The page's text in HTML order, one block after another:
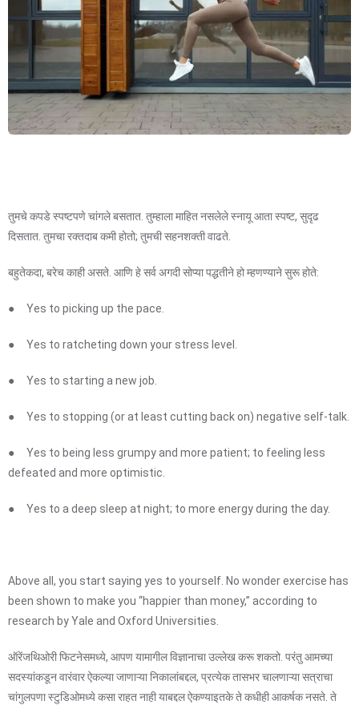
तुमचे कपडे स्पष्टपणे चांगले बसतात. तुम्हाला माहित नसलेले स्नायू आता स्पष्ट, सुदृढ
दिसतात. तुमचा रक्तदाब कमी होतो; तुमची सहनशक्ती वाढते.
बहुतेकदा, बरेच काही असते. आणि हे सर्व अगदी सोप्या पद्धतीने हो म्हणण्याने सुरू होते:
● Yes to picking up the pace.
● Yes to ratcheting down your stress level.
● Yes to starting a new job.
● Yes to stopping (or at least cutting back on) negative self-talk.
● Yes to being less grumpy and more patient; to feeling less
defeated and more optimistic.
● Yes to a deep sleep at night; to more energy during the day.
Above all, you start saying yes to yourself. No wonder exercise has
been shown to make you “happier than money,” according to
research by Yale and Oxford Universities.
ऑरेंजथिओरी फिटनेसमध्ये, आपण यामागील विज्ञानाचा उल्लेख करू शकतो. परंतु आमच्या
सदस्यांकडून वारंवार ऐकल्या जाणाऱ्या निकालांबद्दल, प्रत्येक तासभर चालणाऱ्या सत्राचा
चांगुलपणा स्टुडिओमध्ये कसा राहत नाही याबद्दल ऐकण्याइतके ते कधीही आकर्षक नसते. ते